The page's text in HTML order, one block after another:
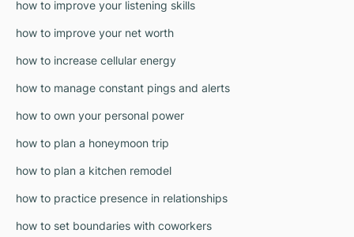
how to improve your listening skills
how to improve your net worth
how to increase cellular energy
how to manage constant pings and alerts
how to own your personal power
how to plan a honeymoon trip
how to plan a kitchen remodel
how to practice presence in relationships
how to set boundaries with coworkers